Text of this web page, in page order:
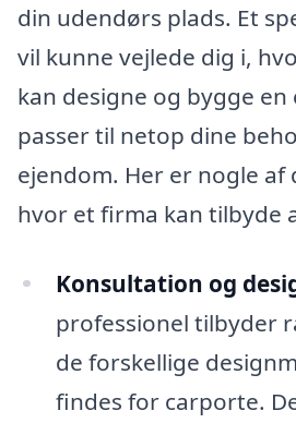
din udendørs plads. Et
vil kunne vejlede dig i,
kan designe og bygge
passer til netop dine
ejendom. Her er nogle af
hvor et firma kan tilbyde
Konsultation og
professionel tilbyder
de forskellige
findes for carporte.